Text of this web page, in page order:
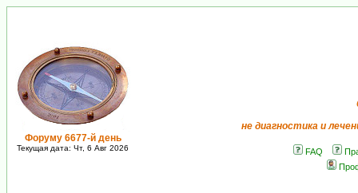
Форуму 6677-й день
Текущая дата: Чт, 6 Авг 2026
не диагностика и
FAQ